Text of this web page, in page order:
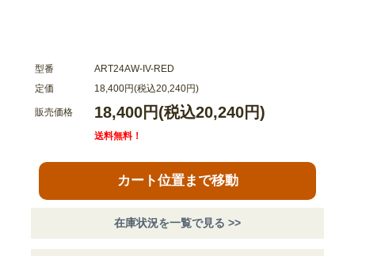
型番
ART24AW-IV-RED
定価
18,400円(税込20,240円)
販売価格 18,400円(税込20,240円)
送料無料！
カート位置まで移動
在庫状況を一覧で見る >>